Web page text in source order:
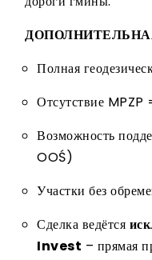
Полная
Отсутствие MPZP
Возможность
OOŚ)
Участки без
Сделка ведётся
Invest – прямая